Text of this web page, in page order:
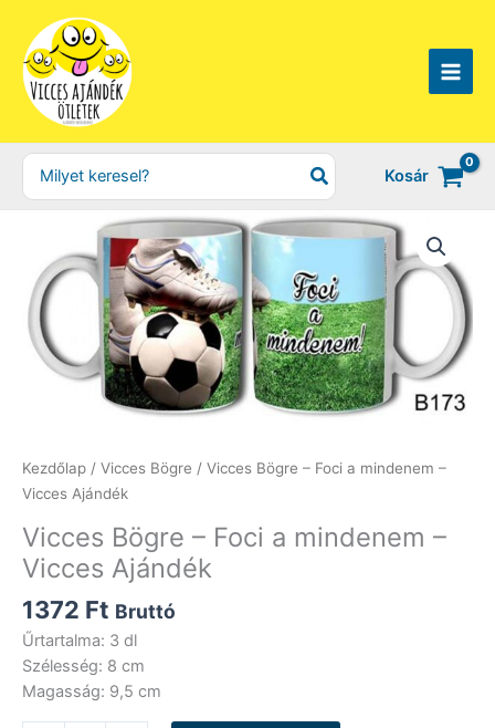
content
Search
for:
Kosár
Kezdőlap / Vicces Bögre / Vicces Bögre – Foci a mindenem –
Vicces Ajándék
Vicces Bögre – Foci a mindenem –
Vicces Ajándék
1372 Ft Bruttó
Űrtartalma: 3 dl
Szélesség: 8 cm
Magasság: 9,5 cm